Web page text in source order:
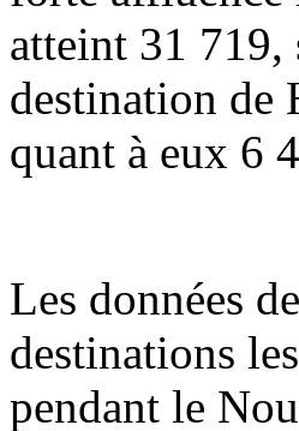
atteint 31 719,
destination de
quant à eux 6
Les données
destinations
pendant le